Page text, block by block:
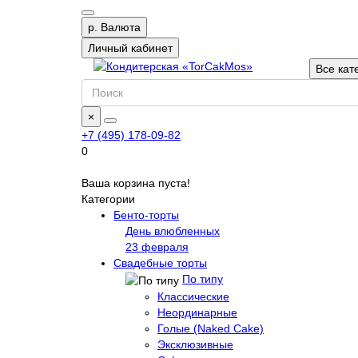
р. Валюта
Личный кабинет
Все
×
+7 (495) 178-09-82
0
Ваша корзина пуста!
Категории
Бенто-торты
День влюбленных
23 февраля
Свадебные торты
По типу
Классические
Неординарные
Голые (Naked Cake)
Эксклюзивные